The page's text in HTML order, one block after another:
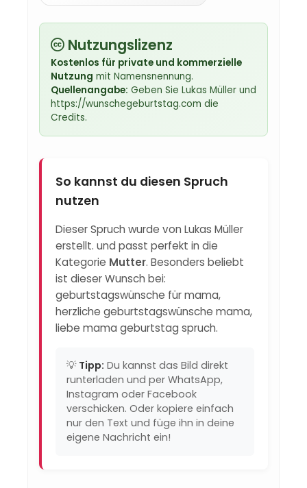
Nutzungslizenz
Kostenlos für private und kommerzielle
Nutzung mit Namensnennung.
Quellenangabe: Geben Sie Lukas Müller und
https://wunschegeburtstag.com die
Credits.
So kannst du diesen Spruch
nutzen
Dieser Spruch wurde von Lukas Müller
erstellt. und passt perfekt in die
Kategorie Mutter. Besonders beliebt
ist dieser Wunsch bei:
geburtstagswünsche für mama,
herzliche geburtstagswünsche mama,
liebe mama geburtstag spruch.
💡 Tipp: Du kannst das Bild direkt
runterladen und per WhatsApp,
Instagram oder Facebook
verschicken. Oder kopiere einfach
nur den Text und füge ihn in deine
eigene Nachricht ein!